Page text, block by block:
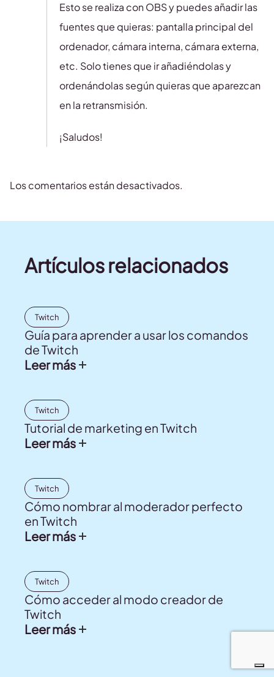
Esto se realiza con OBS y puedes añadir las
fuentes que quieras: pantalla principal del
ordenador, cámara interna, cámara externa,
etc. Solo tienes que ir añadiéndolas y
ordenándolas según quieras que aparezcan
en la retransmisión.
¡Saludos!
Los comentarios están desactivados.
Artículos relacionados
Twitch
Guía para aprender a usar los comandos
de Twitch
Leer más
Twitch
Tutorial de marketing en Twitch
Leer más
Twitch
Cómo nombrar al moderador perfecto
en Twitch
Leer más
Twitch
Cómo acceder al modo creador de
Twitch
Leer más